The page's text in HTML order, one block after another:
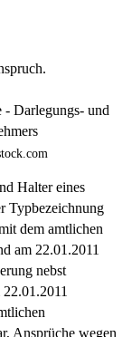
Halter eines
Typbezeichnung
dem amtlichen
am 22.01.2011
nebst
Ansprüche wegen